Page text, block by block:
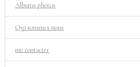
Albums photos
Qui sommes nous
me contacter